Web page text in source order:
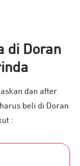
di Doran
dan after
beli di Doran
: